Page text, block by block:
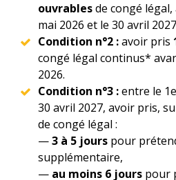
ouvrablesde congé
mai 2026 et le 30 avril
Condition n°2 :avoir pris
congé légal continus*
2026.
Condition n°3 :entre le
30 avril 2027, avoir pris,
de congé légal :
—3 à 5 jours pour
supplémentaire,
— au moins 6 jours pour